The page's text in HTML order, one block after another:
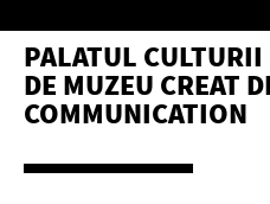
PALATUL
DE MUZEU CREAT
COMMUNICATION